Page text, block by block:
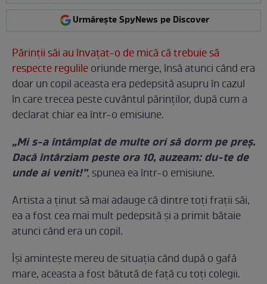
Urmărește SpyNews pe Discover
Părinții săi au învațat-o de mică că trebuie să
respecte regulileoriunde merge, însă atunci când era
doar un copil aceasta era pedepsită asupru în cazul
în care trecea peste cuvântul părinților, după cum a
declarat chiar ea într-o emisiune.
„Mi s-a întâmplat de multe ori să dorm pe preș.
Dacă întârziam peste ora 10, auzeam: du-te de
unde ai venit!”, spunea ea într-o emisiune.
Artista a ținut să mai adauge că dintre toți frații săi,
ea a fost cea mai mult pedepsită și a primit bătaie
atunci când era un copil.
Își amintește mereu de situația când după o gafă
mare, aceasta a fost bătută de față cu toți colegii.